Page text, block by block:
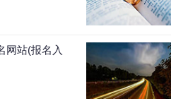
网站(报名入